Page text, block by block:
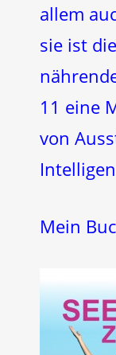
allem
sie ist
11 eine
von
Mein